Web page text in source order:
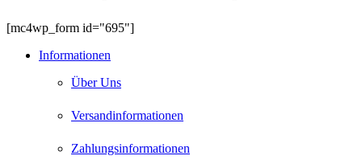
[mc4wp_form id="695"]
Informationen
Über Uns
Versandinformationen
Zahlungsinformationen